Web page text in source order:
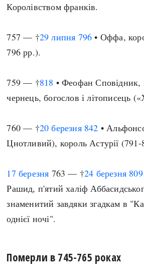
Королівством франків.
757 — †29 липня 796 • Оффа,
796 рр.).
759 — †818 • Феофан Сповідник,
чернець, богослов і літописець
760 — †20 березня 842 •
Цнотливий), король Астурії (791-
17 березня 763 — †24 березня 809
Рашид, п'ятий халіф
знаменитий завдяки згадкам в
однієї ночі".
Померли в 745-765 роках